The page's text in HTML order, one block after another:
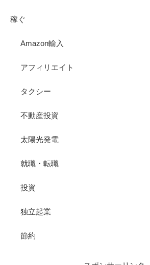
稼ぐ
Amazon輸入
アフィリエイト
タクシー
不動産投資
太陽光発電
就職・転職
投資
独立起業
節約